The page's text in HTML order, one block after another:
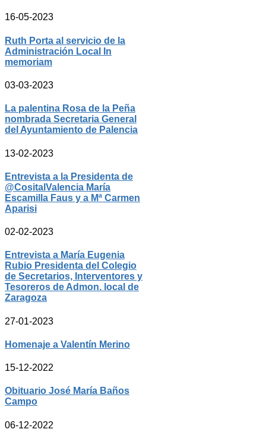
16-05-2023
Ruth Porta al servicio de la
Administración Local In
memoriam
03-03-2023
La palentina Rosa de la Peña
nombrada Secretaria General
del Ayuntamiento de Palencia
13-02-2023
Entrevista a la Presidenta de
@CositalValencia María
Escamilla Faus y a Mª Carmen
Aparisi
02-02-2023
Entrevista a María Eugenia
Rubio Presidenta del Colegio
de Secretarios, Interventores y
Tesoreros de Admon. local de
Zaragoza
27-01-2023
Homenaje a Valentín Merino
15-12-2022
Obituario José María Baños
Campo
06-12-2022